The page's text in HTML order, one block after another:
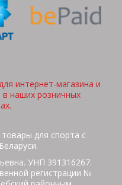
интернет-магазина и
в наших розничных
для спорта с
УНП 391316267.
регистрации №